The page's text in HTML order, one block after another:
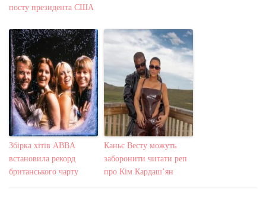
посту президента США
Збірка хітів ABBA
встановила рекорд
британського чарту
Каньє Весту можуть
заборонити читати реп
про Кім Кардаш’ян